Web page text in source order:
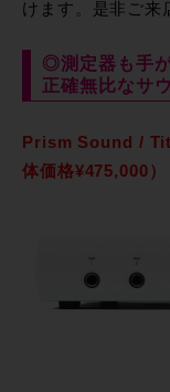
けます。是非ご来
◎測定器も手
正確無比なサ
Prism Sound /
体価格¥475,000）